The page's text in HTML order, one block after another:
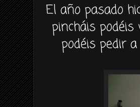
El año pasado
pincháis
podéis pedir